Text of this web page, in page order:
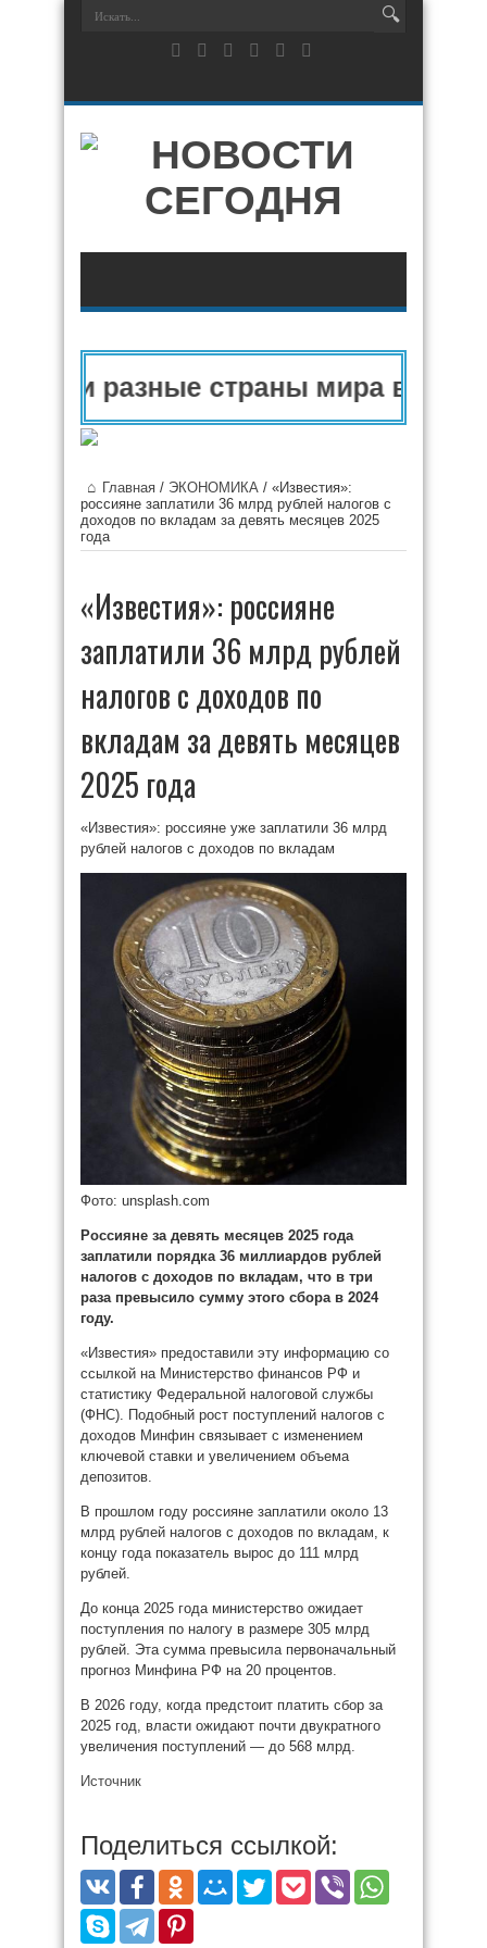
и разные страны мира в 2025
Главная / ЭКОНОМИКА / «Известия»:
россияне заплатили 36 млрд рублей налогов с
доходов по вкладам за девять месяцев 2025
года
«Известия»: россияне
заплатили 36 млрд рублей
налогов с доходов по
вкладам за девять месяцев
2025 года
«Известия»: россияне уже заплатили 36 млрд
рублей налогов с доходов по вкладам
Фото: unsplash.com
Россияне за девять месяцев 2025 года
заплатили порядка 36 миллиардов рублей
налогов с доходов по вкладам, что в три
раза превысило сумму этого сбора в 2024
году.
«Известия» предоставили эту информацию со
ссылкой на Министерство финансов РФ и
статистику Федеральной налоговой службы
(ФНС). Подобный рост поступлений налогов с
доходов Минфин связывает с изменением
ключевой ставки и увеличением объема
депозитов.
В прошлом году россияне заплатили около 13
млрд рублей налогов с доходов по вкладам, к
концу года показатель вырос до 111 млрд
рублей.
До конца 2025 года министерство ожидает
поступления по налогу в размере 305 млрд
рублей. Эта сумма превысила первоначальный
прогноз Минфина РФ на 20 процентов.
В 2026 году, когда предстоит платить сбор за
2025 год, власти ожидают почти двукратного
увеличения поступлений — до 568 млрд.
Источник
Поделиться ссылкой: